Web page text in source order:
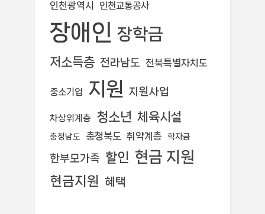
인천광역시 인천교통공사
장애인 장학금
저소득층 전라남도 전북특별자치도
중소기업 지원 지원사업
차상위계층 청소년 체육시설
충청남도 충청북도 취약계층 학자금
한부모가족 할인 현금 지원
현금지원 혜택